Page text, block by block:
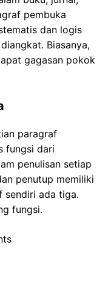
pembuka
dan logis
Biasanya,
gagasan pokok
paragraf
fungsi dari
penulisan setiap
penutup memiliki
sendiri ada tiga.
fungsi.